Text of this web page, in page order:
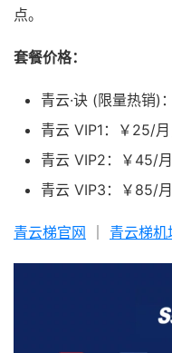
点。
套餐价格：
青云·诀 (限量热销)
青云 VIP1：￥25/月
青云 VIP2：￥45/
青云 VIP3：￥85/
青云梯官网 青云梯机